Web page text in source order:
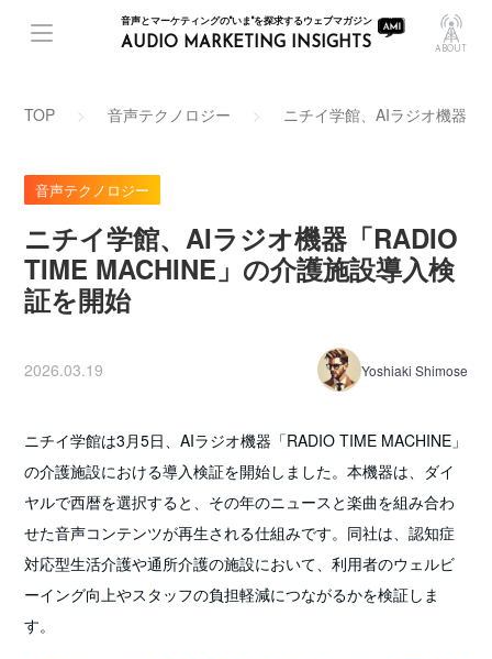
音声とマーケティングの"いま"を探求するウェブマガジン
AUDIO MARKETING INSIGHTS ABOUT
TOP 音声テクノロジー ニチイ学館、AIラジオ機器「
音声テクノロジー
ニチイ学館、AIラジオ機器「RADIO
TIME MACHINE」の介護施設導入検
証を開始
2026.03.19 Yoshiaki Shimose
ニチイ学館は3月5日、AIラジオ機器「RADIO TIME MACHINE」
の介護施設における導入検証を開始しました。本機器は、ダイ
ヤルで西暦を選択すると、その年のニュースと楽曲を組み合わ
せた音声コンテンツが再生される仕組みです。同社は、認知症
対応型生活介護や通所介護の施設において、利用者のウェルビ
ーイング向上やスタッフの負担軽減につながるかを検証しま
す。